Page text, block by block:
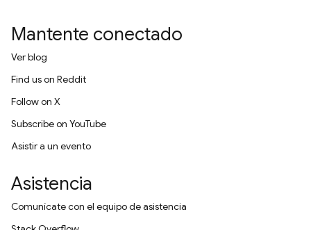
Mantente conectado
Ver blog
Find us on Reddit
Follow on X
Subscribe on YouTube
Asistir a un evento
Asistencia
Comunícate con el equipo de asistencia